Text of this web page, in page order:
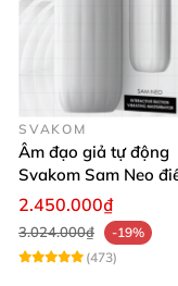
SVAKOM
Âm đạo giả tự động
Svakom Sam Neo
khiển app webcam
2.450.000₫
3.024.000₫
-19%
(473)